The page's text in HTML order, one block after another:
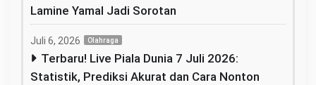
Lamine Yamal Jadi Sorotan
Juli 6, 2026 Olahraga
Terbaru! Live Piala Dunia 7 Juli 2026:
Statistik, Prediksi Akurat dan Cara Nonton